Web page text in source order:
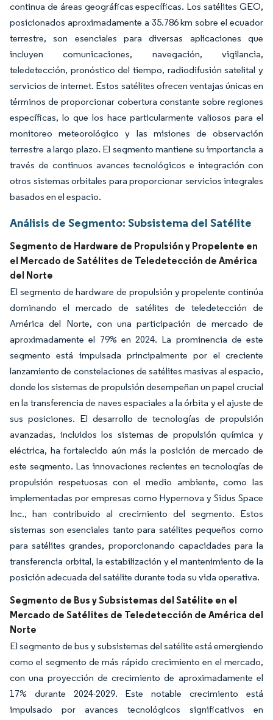
continua de áreas geográficas específicas. Los satélites GEO,
posicionados aproximadamente a 35.786 km sobre el ecuador
terrestre, son esenciales para diversas aplicaciones que
incluyen comunicaciones, navegación, vigilancia,
teledetección, pronóstico del tiempo, radiodifusión satelital y
servicios de internet. Estos satélites ofrecen ventajas únicas en
términos de proporcionar cobertura constante sobre regiones
específicas, lo que los hace particularmente valiosos para el
monitoreo meteorológico y las misiones de observación
terrestre a largo plazo. El segmento mantiene su importancia a
través de continuos avances tecnológicos e integración con
otros sistemas orbitales para proporcionar servicios integrales
basados en el espacio.
Análisis de Segmento: Subsistema del Satélite
Segmento de Hardware de Propulsión y Propelente en
el Mercado de Satélites de Teledetección de América
del Norte
El segmento de hardware de propulsión y propelente continúa
dominando el mercado de satélites de teledetección de
América del Norte, con una participación de mercado de
aproximadamente el 79% en 2024. La prominencia de este
segmento está impulsada principalmente por el creciente
lanzamiento de constelaciones de satélites masivas al espacio,
donde los sistemas de propulsión desempeñan un papel crucial
en la transferencia de naves espaciales a la órbita y el ajuste de
sus posiciones. El desarrollo de tecnologías de propulsión
avanzadas, incluidos los sistemas de propulsión química y
eléctrica, ha fortalecido aún más la posición de mercado de
este segmento. Las innovaciones recientes en tecnologías de
propulsión respetuosas con el medio ambiente, como las
implementadas por empresas como Hypernova y Sidus Space
Inc., han contribuido al crecimiento del segmento. Estos
sistemas son esenciales tanto para satélites pequeños como
para satélites grandes, proporcionando capacidades para la
transferencia orbital, la estabilización y el mantenimiento de la
posición adecuada del satélite durante toda su vida operativa.
Segmento de Bus y Subsistemas del Satélite en el
Mercado de Satélites de Teledetección de América del
Norte
El segmento de bus y subsistemas del satélite está emergiendo
como el segmento de más rápido crecimiento en el mercado,
con una proyección de crecimiento de aproximadamente el
17% durante 2024-2029. Este notable crecimiento está
impulsado por avances tecnológicos significativos en